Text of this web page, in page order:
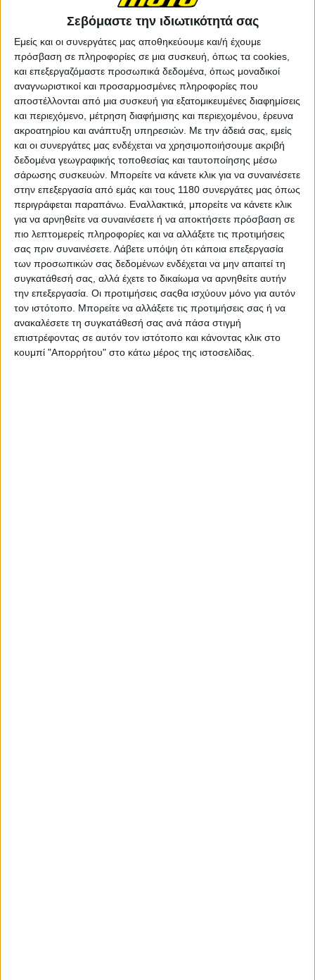
Σεβόμαστε την ιδιωτικότητά σας
Εμείς και οι συνεργάτες μας αποθηκεύουμε και/ή έχουμε
πρόσβαση σε πληροφορίες σε μια συσκευή, όπως τα cookies,
και επεξεργαζόμαστε προσωπικά δεδομένα, όπως μοναδικοί
αναγνωριστικοί και προσαρμοσμένες πληροφορίες που
αποστέλλονται από μια συσκευή για εξατομικευμένες διαφημίσεις
και περιεχόμενο, μέτρηση διαφήμισης και περιεχομένου, έρευνα
ακροατηρίου και ανάπτυξη υπηρεσιών. Με την άδειά σας, εμείς
και οι συνεργάτες μας ενδέχεται να χρησιμοποιήσουμε ακριβή
δεδομένα γεωγραφικής τοποθεσίας και ταυτοποίησης μέσω
σάρωσης συσκευών. Μπορείτε να κάνετε κλικ για να συναινέσετε
στην επεξεργασία από εμάς και τους 1180 συνεργάτες μας όπως
περιγράφεται παραπάνω. Εναλλακτικά, μπορείτε να κάνετε κλικ
για να αρνηθείτε να συναινέσετε ή να αποκτήσετε πρόσβαση σε
πιο λεπτομερείς πληροφορίες και να αλλάξετε τις προτιμήσεις
σας πριν συναινέσετε. Λάβετε υπόψη ότι κάποια επεξεργασία
των προσωπικών σας δεδομένων ενδέχεται να μην απαιτεί τη
συγκατάθεσή σας, αλλά έχετε το δικαίωμα να αρνηθείτε αυτήν
την επεξεργασία. Οι προτιμήσεις σαςθα ισχύουν μόνο για αυτόν
τον ιστότοπο. Μπορείτε να αλλάξετε τις προτιμήσεις σας ή να
ανακαλέσετε τη συγκατάθεσή σας ανά πάσα στιγμή
επιστρέφοντας σε αυτόν τον ιστότοπο και κάνοντας κλικ στο
κουμπί "Απορρήτου" στο κάτω μέρος της ιστοσελίδας.